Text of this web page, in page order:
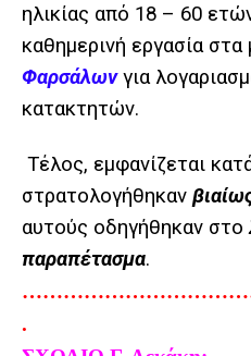
ηλικίας από 18 – 60
καθημερινή εργασία στα
Φαρσάλωνγια
κατακτητών.
Τέλος, εμφανίζεται
στρατολογήθηκαν
αυτούς οδηγήθηκαν στο
παραπέτασμα.
.